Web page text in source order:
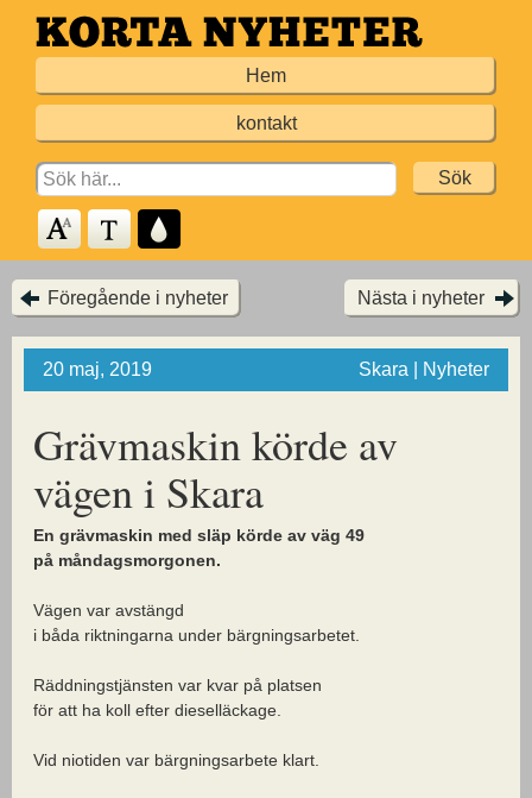
Hoppa
till
Hem
kontakt
Search
for:
Föregående i nyheter Nästa i nyheter
20 maj, 2019 Skara | Nyheter
Grävmaskin körde av
vägen i Skara
En grävmaskin med släp körde av väg 49
på måndagsmorgonen.
Vägen var avstängd
i båda riktningarna under bärgningsarbetet.
Räddningstjänsten var kvar på platsen
för att ha koll efter dieselläckage.
Vid niotiden var bärgningsarbete klart.